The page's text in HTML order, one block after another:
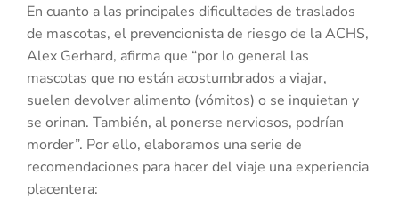
En cuanto a las principales dificultades de traslados
de mascotas, el prevencionista de riesgo de la ACHS,
Alex Gerhard, afirma que “por lo general las
mascotas que no están acostumbrados a viajar,
suelen devolver alimento (vómitos) o se inquietan y
se orinan. También, al ponerse nerviosos, podrían
morder”. Por ello, elaboramos una serie de
recomendaciones para hacer del viaje una experiencia
placentera: